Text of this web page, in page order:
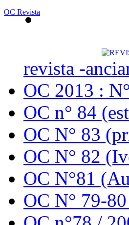
OC Revista
revista -
OC 2013 :
OC n° 84
OC N° 83
OC N° 82
OC N°81
OC N° 79-